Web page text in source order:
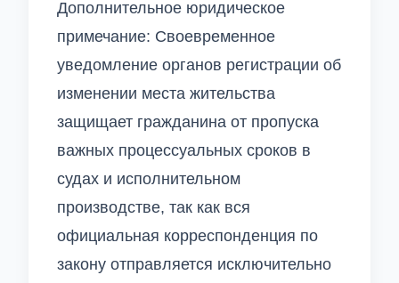
Дополнительное юридическое
примечание: Своевременное
уведомление органов регистрации об
изменении места жительства
защищает гражданина от пропуска
важных процессуальных сроков в
судах и исполнительном
производстве, так как вся
официальная корреспонденция по
закону отправляется исключительно